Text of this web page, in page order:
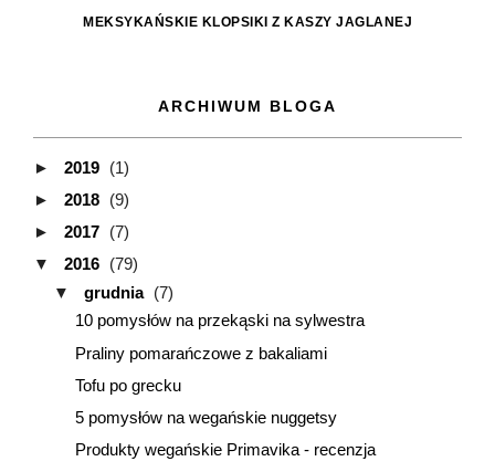
MEKSYKAŃSKIE KLOPSIKI Z KASZY JAGLANEJ
ARCHIWUM BLOGA
► 2019 (1)
►
2018 (9)
►
2017 (7)
▼
2016 (79)
▼
grudnia (7)
10 pomysłów na przekąski na sylwestra
Praliny pomarańczowe z bakaliami
Tofu po grecku
5 pomysłów na wegańskie nuggetsy
Produkty wegańskie Primavika - recenzja